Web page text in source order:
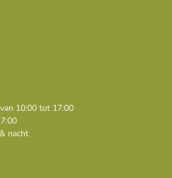
10:00 tot 17:00
nacht